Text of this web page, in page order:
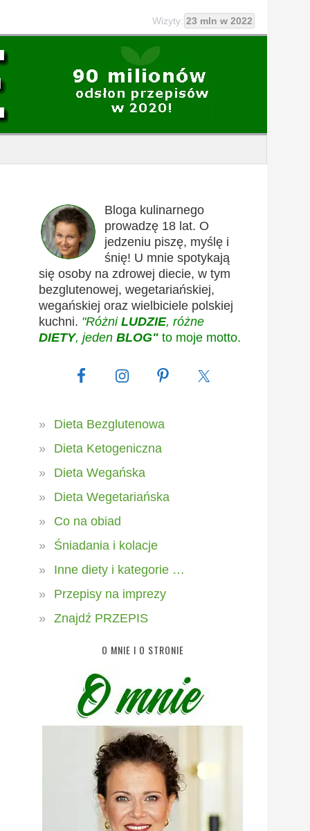
Wizyty: 23 mln w 2022
Bloga kulinarnego
prowadzę 18 lat. O
jedzeniu piszę, myślę i
śnię! U mnie spotykają
się osoby na zdrowej diecie, w tym
bezglutenowej, wegetariańskiej,
wegańskiej oraz wielbiciele polskiej
kuchni. "Różni LUDZIE, różne
DIETY, jeden BLOG" to moje motto.
Dieta Bezglutenowa
Dieta Ketogeniczna
Dieta Wegańska
Dieta Wegetariańska
Co na obiad
Śniadania i kolacje
Inne diety i kategorie …
Przepisy na imprezy
Znajdź PRZEPIS
O MNIE I O STRONIE